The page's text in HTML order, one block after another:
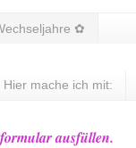
✿
Hier mache ich mit:
ausfüllen.